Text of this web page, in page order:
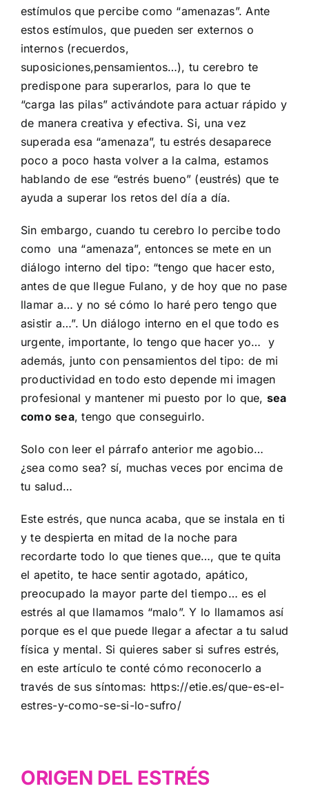
estímulos que percibe como “amenazas”. Ante
estos estímulos, que pueden ser externos o
internos (recuerdos,
suposiciones,pensamientos…), tu cerebro te
predispone para superarlos, para lo que te
“carga las pilas” activándote para actuar rápido y
de manera creativa y efectiva. Si, una vez
superada esa “amenaza”, tu estrés desaparece
poco a poco hasta volver a la calma, estamos
hablando de ese “estrés bueno” (eustrés) que te
ayuda a superar los retos del día a día.
Sin embargo, cuando tu cerebro lo percibe todo
como una “amenaza”, entonces se mete en un
diálogo interno del tipo: “tengo que hacer esto,
antes de que llegue Fulano, y de hoy que no pase
llamar a… y no sé cómo lo haré pero tengo que
asistir a…”. Un diálogo interno en el que todo es
urgente, importante, lo tengo que hacer yo… y
además, junto con pensamientos del tipo: de mi
productividad en todo esto depende mi imagen
profesional y mantener mi puesto por lo que, sea
como sea, tengo que conseguirlo.
Solo con leer el párrafo anterior me agobio…
¿sea como sea? sí, muchas veces por encima de
tu salud…
Este estrés, que nunca acaba, que se instala en ti
y te despierta en mitad de la noche para
recordarte todo lo que tienes que…, que te quita
el apetito, te hace sentir agotado, apático,
preocupado la mayor parte del tiempo… es el
estrés al que llamamos “malo”. Y lo llamamos así
porque es el que puede llegar a afectar a tu salud
física y mental. Si quieres saber si sufres estrés,
en este artículo te conté cómo reconocerlo a
través de sus síntomas: https://etie.es/que-es-el-
estres-y-como-se-si-lo-sufro/
ORIGEN DEL ESTRÉS